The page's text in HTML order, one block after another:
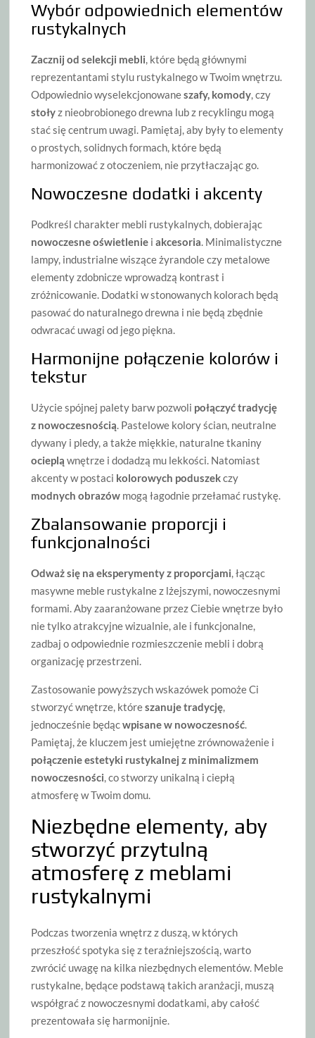
Wybór odpowiednich elementów
rustykalnych
Zacznij od selekcji mebli, które będą głównymi
reprezentantami stylu rustykalnego w Twoim wnętrzu.
Odpowiednio wyselekcjonowaneszafy, komody, czy
stołyz nieobrobionego drewna lub z recyklingu mogą
stać się centrum uwagi. Pamiętaj, aby były to elementy
o prostych, solidnych formach, które będą
harmonizować z otoczeniem, nie przytłaczając go.
Nowoczesne dodatki i akcenty
Podkreśl charakter mebli rustykalnych, dobierając
nowoczesne oświetlenie iakcesoria. Minimalistyczne
lampy, industrialne wiszące żyrandole czy metalowe
elementy zdobnicze wprowadzą kontrast i
zróżnicowanie. Dodatki w stonowanych kolorach będą
pasować do naturalnego drewna i nie będą zbędnie
odwracać uwagi od jego piękna.
Harmonijne połączenie kolorów i
tekstur
Użycie spójnej palety barw pozwoli połączyć tradycję
z nowoczesnością. Pastelowe kolory ścian, neutralne
dywany i pledy, a także miękkie, naturalne tkaniny
ocieplą wnętrze i dodadzą mu lekkości. Natomiast
akcenty w postaci kolorowych poduszekczy
modnych obrazów mogą łagodnie przełamać rustykę.
Zbalansowanie proporcji i
funkcjonalności
Odważ się na eksperymenty z proporcjami, łącząc
masywne meble rustykalne z lżejszymi, nowoczesnymi
formami. Aby zaaranżowane przez Ciebie wnętrze było
nie tylko atrakcyjne wizualnie, ale i funkcjonalne,
zadbaj o odpowiednie rozmieszczenie mebli i dobrą
organizację przestrzeni.
Zastosowanie powyższych wskazówek pomoże Ci
stworzyć wnętrze, któreszanuje tradycję,
jednocześnie będącwpisane w nowoczesność.
Pamiętaj, że kluczem jest umiejętne zrównoważenie i
połączenie estetyki rustykalnej z minimalizmem
nowoczesności, co stworzy unikalną i ciepłą
atmosferę w Twoim domu.
Niezbędne elementy, aby
stworzyć przytulną
atmosferę z meblami
rustykalnymi
Podczas tworzenia wnętrz z duszą, w których
przeszłość spotyka się z teraźniejszością, warto
zwrócić uwagę na kilka niezbędnych elementów. Meble
rustykalne, będące podstawą takich aranżacji, muszą
współgrać z nowoczesnymi dodatkami, aby całość
prezentowała się harmonijnie.